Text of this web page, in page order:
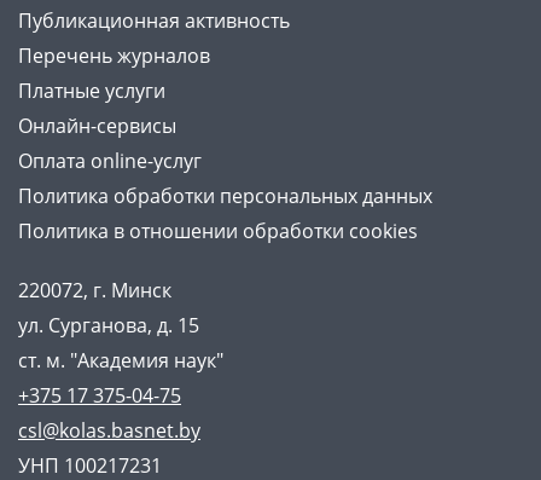
Публикационная активность
Перечень журналов
Платные услуги
Онлайн-сервисы
Оплата online-услуг
Политика обработки персональных данных
Политика в отношении обработки cookies
220072, г. Минск
ул. Сурганова, д. 15
ст. м. "Академия наук"
+375 17 375-04-75
csl@kolas.basnet.by
УНП 100217231